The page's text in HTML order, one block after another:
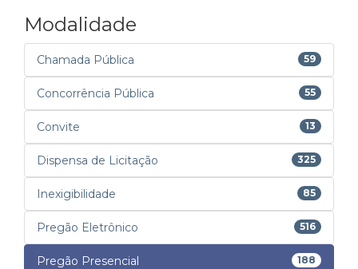
Modalidade
Chamada Pública 59
Concorrência Pública 55
Convite 13
Dispensa de Licitação 325
Inexigibilidade 85
Pregão Eletrônico 516
Pregão Presencial 188